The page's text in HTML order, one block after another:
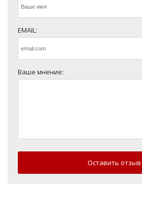
EMAIL:
Ваше мнение:
Оставить отзыв